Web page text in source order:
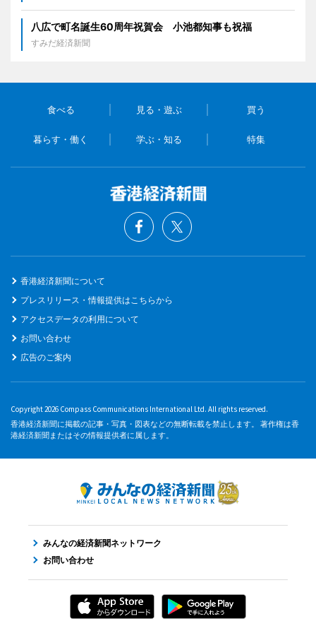
八広で町名誕生60周年祝賀会 小池都知事も祝福
すみだ経済新聞
食べる 見る・遊ぶ 買う
暮らす・働く 学ぶ・知る 特集
香港経済新聞について
プレスリリース・情報提供はこちらから
アクセスデータの利用について
お問い合わせ
広告のご案内
Copyright 2026 Compass Communications International Ltd. All rights reserved.
香港経済新聞に掲載の記事・写真・図表などの無断転載を禁止します。 著作権は香
港経済新聞またはその情報提供者に属します。
みんなの経済新聞ネットワーク
お問い合わせ